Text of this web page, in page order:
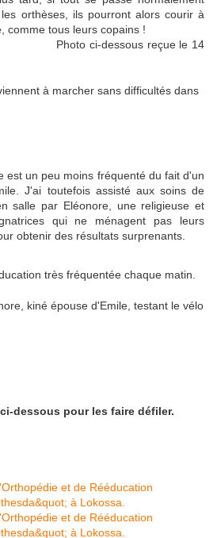
orthèses, ils pourront alors courir à
comme tous leurs copains !
reçue le 14
à marcher sans difficultés dans
est un peu moins fréquenté du fait d'un
J'ai toutefois assisté aux soins de
salle par Eléonore, une religieuse et
qui ne ménagent pas leurs
obtenir des résultats surprenants.
très fréquentée chaque matin.
kiné épouse d'Emile, testant le vélo
dessous pour les faire défiler.